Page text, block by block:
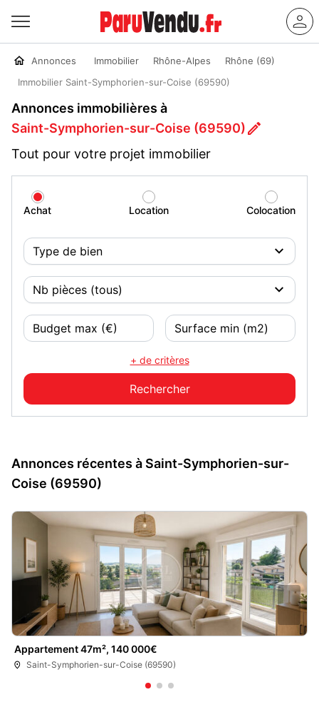
Annonces Immobilier Rhône-Alpes
Rhône (69)
Immobilier Saint-Symphorien-sur-Coise (69590)
Annonces immobilières à
Saint-Symphorien-sur-Coise (69590)
Tout pour votre projet immobilier
Achat Location Colocation
+ de critères
Annonces récentes à Saint-Symphorien-sur-
Coise (69590)
Appartement 47m², 140 000€
Saint-Symphorien-sur-Coise (69590)